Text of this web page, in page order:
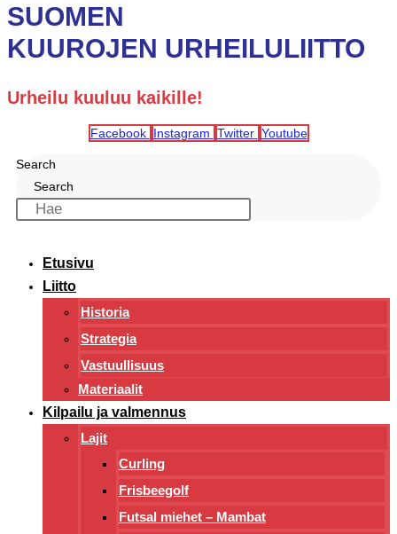
SUOMEN
KUUROJEN URHEILULIITTO
Urheilu kuuluu kaikille!
Facebook Instagram Twitter Youtube
Search
Search
Etusivu
Liitto
Historia
Strategia
Vastuullisuus
Materiaalit
Kilpailu ja valmennus
Lajit
Curling
Frisbeegolf
Futsal miehet – Mambat